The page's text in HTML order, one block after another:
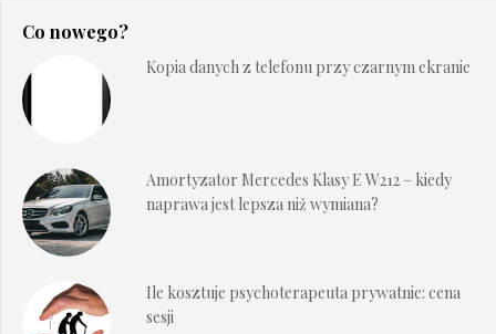
Co nowego?
Kopia danych z telefonu przy czarnym ekranie
Amortyzator Mercedes Klasy E W212 – kiedy
naprawa jest lepsza niż wymiana?
Ile kosztuje psychoterapeuta prywatnie: cena
sesji